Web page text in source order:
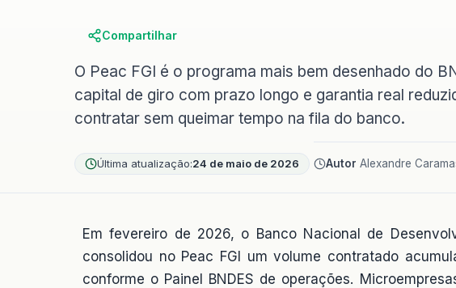
Compartilhar
O Peac FGI é o programa mais bem desenhado do
capital de giro com prazo longo e garantia real
contratar sem queimar tempo na fila do banco.
Última atualização:24 de maio de 2026 Autor Alexandre
Em fevereiro de 2026, o Banco Nacional de
consolidou no Peac FGI um volume contratado
conforme o Painel BNDES de operações.